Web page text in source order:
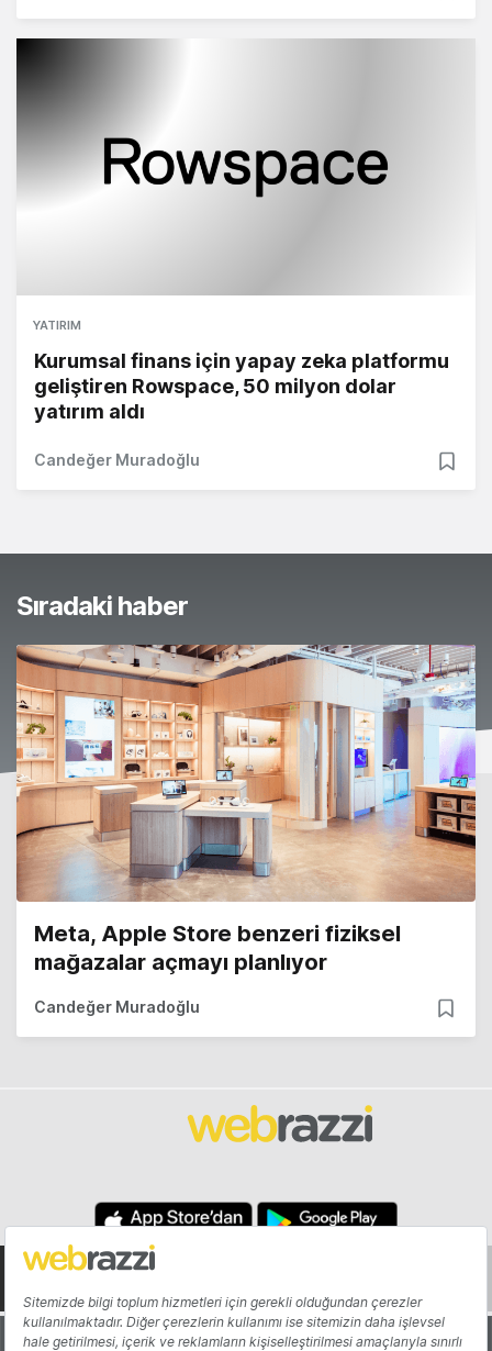
YATIRIM
Kurumsal finans için yapay zeka platformu
geliştiren Rowspace, 50 milyon dolar
yatırım aldı
Candeğer Muradoğlu
Sıradaki haber
Meta, Apple Store benzeri fiziksel
mağazalar açmayı planlıyor
Candeğer Muradoğlu